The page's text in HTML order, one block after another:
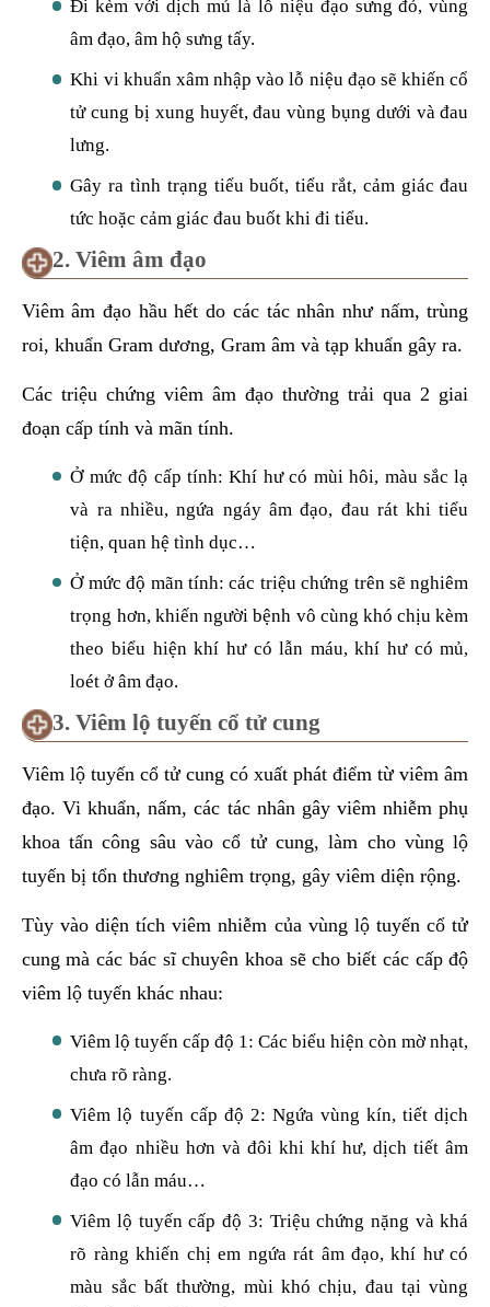
Đi kèm với dịch mủ là lỗ niệu đạo sưng đỏ, vùng
âm đạo, âm hộ sưng tấy.
Khi vi khuẩn xâm nhập vào lỗ niệu đạo sẽ khiến cổ
tử cung bị xung huyết, đau vùng bụng dưới và đau
lưng.
Gây ra tình trạng tiểu buốt, tiểu rắt, cảm giác đau
tức hoặc cảm giác đau buốt khi đi tiểu.
2. Viêm âm đạo
Viêm âm đạo hầu hết do các tác nhân như nấm, trùng
roi, khuẩn Gram dương, Gram âm và tạp khuẩn gây ra.
Các triệu chứng viêm âm đạo thường trải qua 2 giai
đoạn cấp tính và mãn tính.
Ở mức độ cấp tính: Khí hư có mùi hôi, màu sắc lạ
và ra nhiều, ngứa ngáy âm đạo, đau rát khi tiểu
tiện, quan hệ tình dục…
Ở mức độ mãn tính: các triệu chứng trên sẽ nghiêm
trọng hơn, khiến người bệnh vô cùng khó chịu kèm
theo biểu hiện khí hư có lẫn máu, khí hư có mủ,
loét ở âm đạo.
3. Viêm lộ tuyến cổ tử cung
Viêm lộ tuyến cổ tử cung có xuất phát điểm từ viêm âm
đạo. Vi khuẩn, nấm, các tác nhân gây viêm nhiễm phụ
khoa tấn công sâu vào cổ tử cung, làm cho vùng lộ
tuyến bị tổn thương nghiêm trọng, gây viêm diện rộng.
Tùy vào diện tích viêm nhiễm của vùng lộ tuyến cổ tử
cung mà các bác sĩ chuyên khoa sẽ cho biết các cấp độ
viêm lộ tuyến khác nhau:
Viêm lộ tuyến cấp độ 1: Các biểu hiện còn mờ nhạt,
chưa rõ ràng.
Viêm lộ tuyến cấp độ 2: Ngứa vùng kín, tiết dịch
âm đạo nhiều hơn và đôi khi khí hư, dịch tiết âm
đạo có lẫn máu…
Viêm lộ tuyến cấp độ 3: Triệu chứng nặng và khá
rõ ràng khiến chị em ngứa rát âm đạo, khí hư có
màu sắc bất thường, mùi khó chịu, đau tại vùng